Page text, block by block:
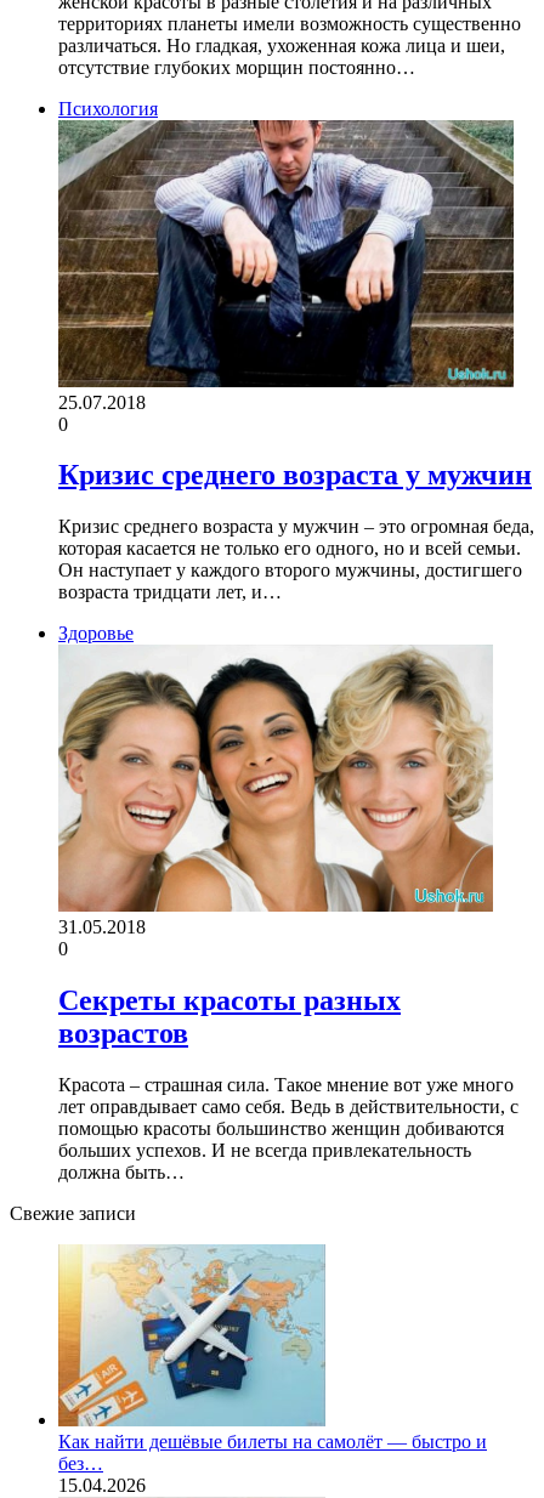
территориях планеты имели возможность существенно
различаться. Но гладкая, ухоженная кожа лица и шеи,
отсутствие глубоких морщин постоянно…
Психология
25.07.2018
0
Кризис среднего возраста у мужчин
Кризис среднего возраста у мужчин – это огромная беда,
которая касается не только его одного, но и всей семьи.
Он наступает у каждого второго мужчины, достигшего
возраста тридцати лет, и…
Здоровье
31.05.2018
0
Секреты красоты разных
возрастов
Красота – страшная сила. Такое мнение вот уже много
лет оправдывает само себя. Ведь в действительности, с
помощью красоты большинство женщин добиваются
больших успехов. И не всегда привлекательность
должна быть…
Свежие записи
Как найти дешёвые билеты на самолёт — быстро и
без…
15.04.2026